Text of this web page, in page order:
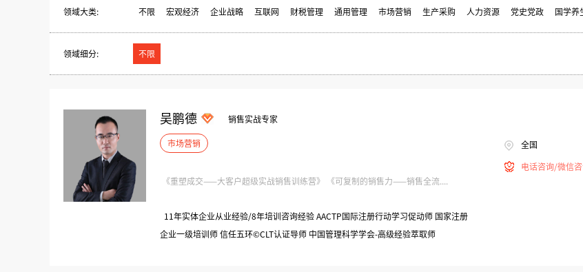
领域大类: 不限 宏观经济 企业战略 互联网 财税管理 通用管理 市场营销 生产采购 人力资源 党史党政 国学养
领域细分: 不限
吴鹏德 销售实战专家
市场营销
《重塑成交——大客户超级实战销售训练营》 《可复制的销售力——销售全流....
11年实体企业从业经验/8年培训咨询经验 AACTP国际注册行动学习促动师 国家注册
企业一级培训师 信任五环©CLT认证导师 中国管理科学学会-高级经验萃取师
全国
电话咨询/微信